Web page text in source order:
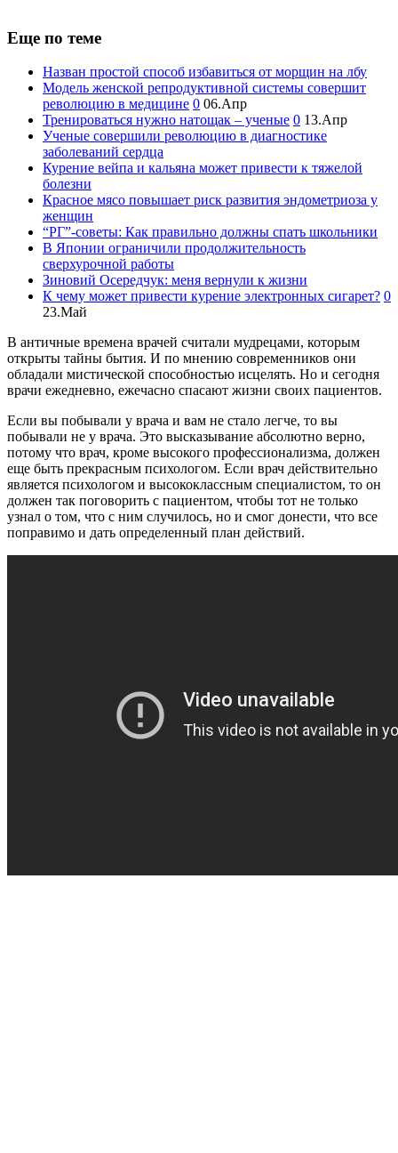
Еще по теме
Назван простой способ избавиться от морщин на лбу
Модель женской репродуктивной системы совершит
революцию в медицине 0 06.Апр
Тренироваться нужно натощак – ученые 0 13.Апр
Ученые совершили революцию в диагностике
заболеваний сердца
Курение вейпа и кальяна может привести к тяжелой
болезни
Красное мясо повышает риск развития эндометриоза у
женщин
“РГ”-советы: Как правильно должны спать школьники
В Японии ограничили продолжительность
сверхурочной работы
Зиновий Осередчук: меня вернули к жизни
К чему может привести курение электронных сигарет? 0
23.Май
В античные времена врачей считали мудрецами, которым
открыты тайны бытия. И по мнению современников они
обладали мистической способностью исцелять. Но и сегодня
врачи ежедневно, ежечасно спасают жизни своих пациентов.
Если вы побывали у врача и вам не стало легче, то вы
побывали не у врача. Это высказывание абсолютно верно,
потому что врач, кроме высокого профессионализма, должен
еще быть прекрасным психологом. Если врач действительно
является психологом и высококлассным специалистом, то он
должен так поговорить с пациентом, чтобы тот не только
узнал о том, что с ним случилось, но и смог донести, что все
поправимо и дать определенный план действий.